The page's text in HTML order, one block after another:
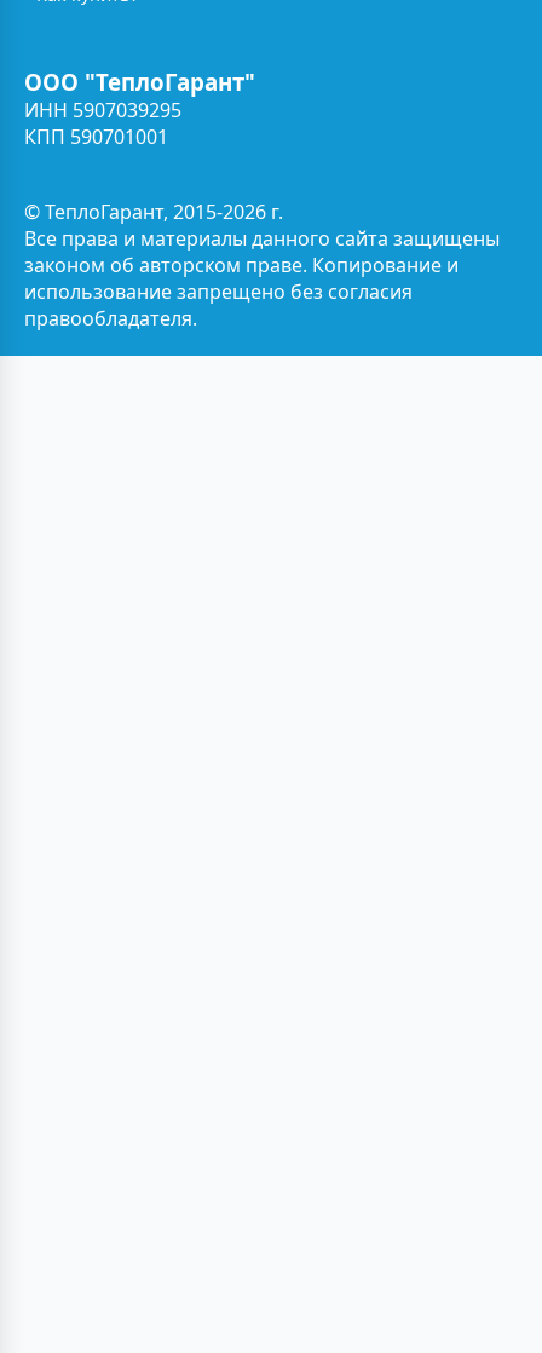
ООО "ТеплоГарант"
ИНН 5907039295
КПП 590701001
© ТеплоГарант, 2015-2026 г.
Все права и материалы данного сайта защищены
законом об авторском праве. Копирование и
использование запрещено без согласия
правообладателя.